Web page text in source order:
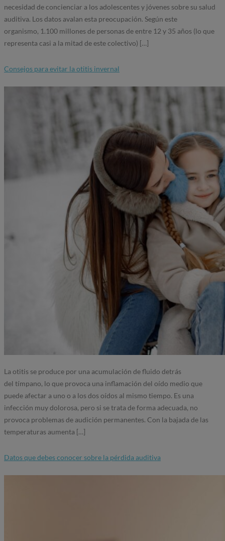
necesidad de concienciar a los adolescentes y jóvenes sobre su salud
auditiva. Los datos avalan esta preocupación. Según este
organismo, 1.100 millones de personas de entre 12 y 35 años (lo que
representa casi a la mitad de este colectivo) […]
Consejos para evitar la otitis invernal
La otitis se produce por una acumulación de fluido detrás
del tímpano, lo que provoca una inflamación del oído medio que
puede afectar a uno o a los dos oídos al mismo tiempo. Es una
infección muy dolorosa, pero si se trata de forma adecuada, no
provoca problemas de audición permanentes. Con la bajada de las
temperaturas aumenta […]
Datos que debes conocer sobre la pérdida auditiva